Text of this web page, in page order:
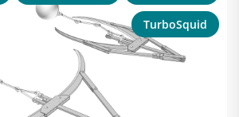
TurboSquid